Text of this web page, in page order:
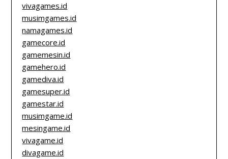
vivagames.id
musimgames.id
namagames.id
gamecore.id
gamemesin.id
gamehero.id
gamediva.id
gamesuper.id
gamestar.id
musimgame.id
mesingame.id
vivagame.id
divagame.id